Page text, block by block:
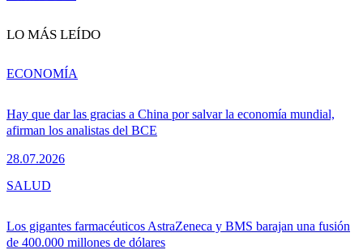
LO MÁS LEÍDO
Hay que dar las gracias a China por salvar la economía mundial,
afirman los analistas del BCE
28.07.2026
ECONOMÍA
Los gigantes farmacéuticos AstraZeneca y BMS barajan una fusión
de 400.000 millones de dólares
SALUD